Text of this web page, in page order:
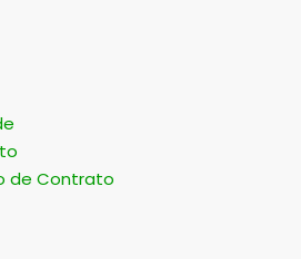
de Contrato